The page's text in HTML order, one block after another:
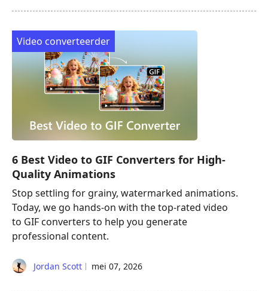
Video converteerder
6 Best Video to GIF Converters for High-
Quality Animations
Stop settling for grainy, watermarked animations.
Today, we go hands-on with the top-rated video
to GIF converters to help you generate
professional content.
Jordan Scott mei 07, 2026